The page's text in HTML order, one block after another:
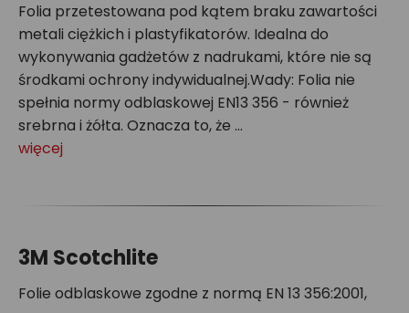
Folia przetestowana pod kątem braku zawartości
metali ciężkich i plastyfikatorów. Idealna do
wykonywania gadżetów z nadrukami, które nie są
środkami ochrony indywidualnej.Wady: Folia nie
spełnia normy odblaskowej EN13 356 - również
srebrna i żółta. Oznacza to, że ...
więcej
3M Scotchlite
Folie odblaskowe zgodne z normą EN 13 356:2001,